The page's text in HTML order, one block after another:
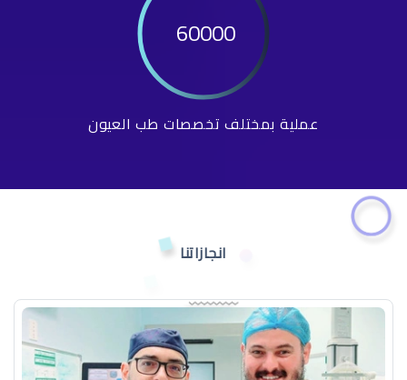
60000
عملية بمختلف تخصصات طب العيون
انجازاتنا